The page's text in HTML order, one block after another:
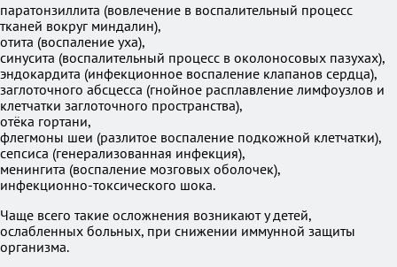
паратонзиллита (вовлечение в воспалительный процесс
тканей вокруг миндалин),
отита (воспаление уха),
синусита (воспалительный процесс в околоносовых пазухах),
эндокардита (инфекционное воспаление клапанов сердца),
заглоточного абсцесса (гнойное расплавление лимфоузлов и
клетчатки заглоточного пространства),
отёка гортани,
флегмоны шеи (разлитое воспаление подкожной клетчатки),
сепсиса (генерализованная инфекция),
менингита (воспаление мозговых оболочек),
инфекционно-токсического шока.
Чаще всего такие осложнения возникают у детей,
ослабленных больных, при снижении иммунной защиты
организма.